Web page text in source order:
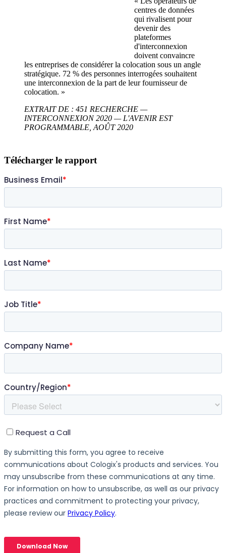
centres de données
qui rivalisent pour
devenir des
plateformes
d'interconnexion
doivent convaincre
les entreprises de considérer la colocation sous un angle
stratégique. 72 % des personnes interrogées souhaitent
une interconnexion de la part de leur fournisseur de
colocation. »
EXTRAIT DE : 451 RECHERCHE —
INTERCONNEXION 2020 — L'AVENIR EST
PROGRAMMABLE, AOÛT 2020
Télécharger le rapport